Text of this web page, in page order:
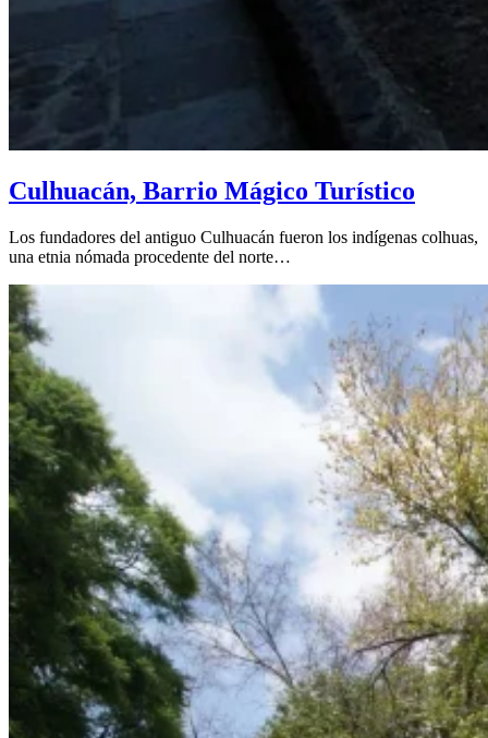
Culhuacán, Barrio Mágico Turístico
Los fundadores del antiguo Culhuacán fueron los indígenas colhuas,
una etnia nómada procedente del norte…